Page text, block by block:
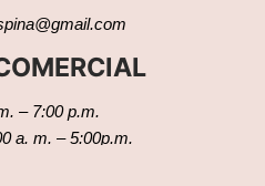
– 7:00 p.m.
a. m. – 5:00p.m.